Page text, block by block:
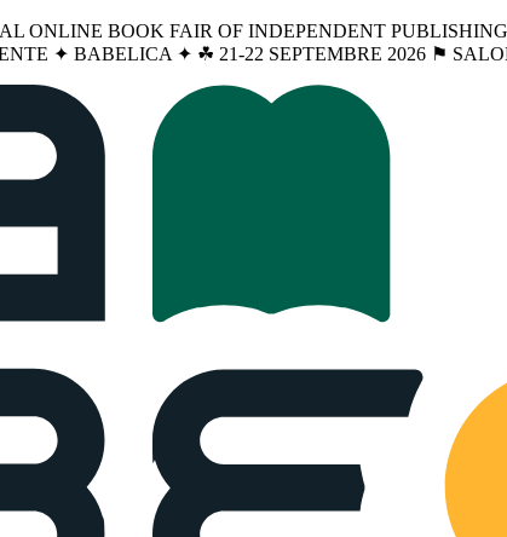
ONLINE BOOK FAIR OF INDEPENDENT
✦ BABELICA ✦ ☘︎ 21-22 SEPTEMBRE 2026 ⚑